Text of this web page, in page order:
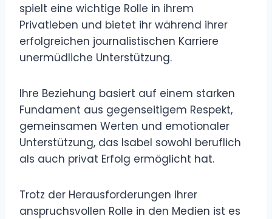
spielt eine wichtige Rolle in ihrem
Privatleben und bietet ihr während ihrer
erfolgreichen journalistischen Karriere
unermüdliche Unterstützung.
Ihre Beziehung basiert auf einem starken
Fundament aus gegenseitigem Respekt,
gemeinsamen Werten und emotionaler
Unterstützung, das Isabel sowohl beruflich
als auch privat Erfolg ermöglicht hat.
Trotz der Herausforderungen ihrer
anspruchsvollen Rolle in den Medien ist es